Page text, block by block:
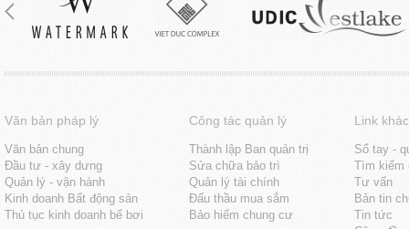
Văn bản pháp lý
Văn bản chung
Đầu tư - xây dưng
Quản lý - vận hành
Kinh doanh Bất động sản
Thủ tục kinh doanh bể bơi
Công tác quản lý
Thành lập Ban quản trị
Sửa chữa bảo trì
Quản lý tài chính
Đấu thầu mua sắm
Bảo hiểm chung cư
Link khác
Sổ tay -
Tìm kiếm
Tư vấn
Bản tin
Tin tức